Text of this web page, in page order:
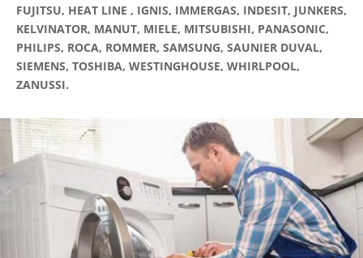
FUJITSU, HEAT LINE , IGNIS, IMMERGAS, INDESIT, JUNKERS,
KELVINATOR, MANUT, MIELE, MITSUBISHI, PANASONIC,
PHILIPS, ROCA, ROMMER, SAMSUNG, SAUNIER DUVAL,
SIEMENS, TOSHIBA, WESTINGHOUSE, WHIRLPOOL,
ZANUSSI.